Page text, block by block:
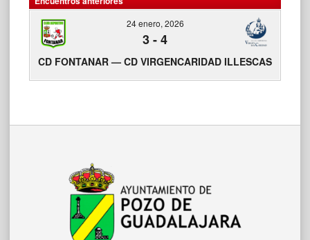
24 enero, 2026
3-4
CD FONTANAR — CD VIRGENCARIDAD ILLESCAS